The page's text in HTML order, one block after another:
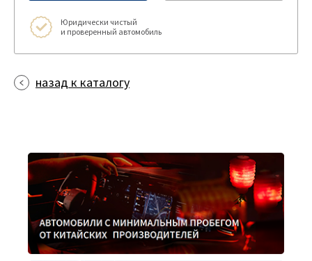
Юридически чистый
и проверенный автомобиль
назад к каталогу